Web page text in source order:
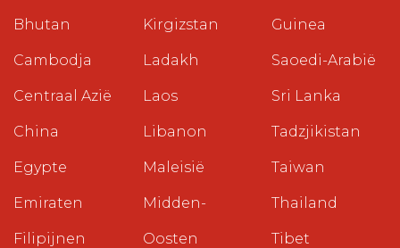
Bhutan
Cambodja
Centraal Azië
China
Egypte
Emiraten
Filipijnen
Kirgizstan
Ladakh
Laos
Libanon
Maleisië
Midden-
Oosten
Guinea
Saoedi-Arabië
Sri Lanka
Tadzjikistan
Taiwan
Thailand
Tibet